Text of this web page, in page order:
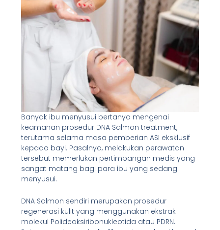
Banyak ibu menyusui bertanya mengenai
keamanan prosedur DNA Salmon treatment,
terutama selama masa pemberian ASI eksklusif
kepada bayi. Pasalnya, melakukan perawatan
tersebut memerlukan pertimbangan medis yang
sangat matang bagi para ibu yang sedang
menyusui.
DNA Salmon sendiri merupakan prosedur
regenerasi kulit yang menggunakan ekstrak
molekul Polideoksiribonukleotida atau PDRN.